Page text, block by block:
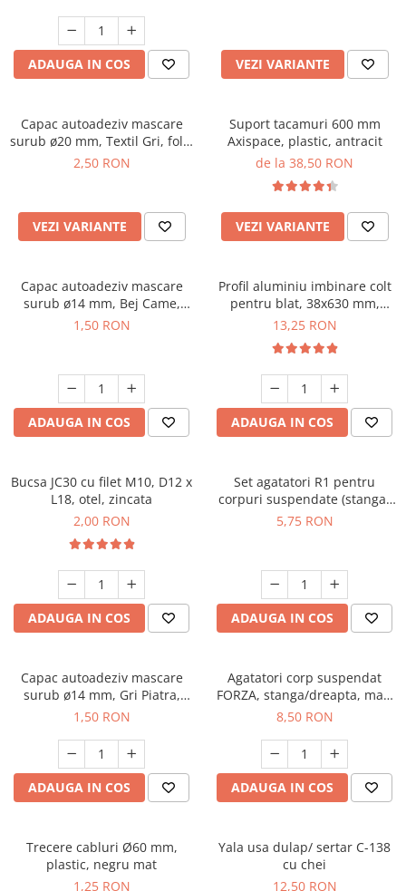
ADAUGA IN COS VEZI VARIANTE
Capac autoadeziv mascare
surub ø20 mm, Textil Gri, folie
28 buc
2,50 RON
VEZI VARIANTE
Suport tacamuri 600 mm
Axispace, plastic, antracit
de la 38,50 RON
VEZI VARIANTE
Capac autoadeziv mascare
surub ø14 mm, Bej Came,
folie 25 buc
1,50 RON
ADAUGA IN COS
Profil aluminiu imbinare colt
pentru blat, 38x630 mm,
negru mat
13,25 RON
ADAUGA IN COS
Bucsa JC30 cu filet M10, D12 x
L18, otel, zincata
2,00 RON
ADAUGA IN COS
Set agatatori R1 pentru
corpuri suspendate (stanga-
dreapta), alb
5,75 RON
ADAUGA IN COS
Capac autoadeziv mascare
surub ø14 mm, Gri Piatra,
folie 25 buc
1,50 RON
ADAUGA IN COS
Agatatori corp suspendat
FORZA, stanga/dreapta, max.
150 kg
8,50 RON
ADAUGA IN COS
Trecere cabluri Ø60 mm,
plastic, negru mat
1,25 RON
Yala usa dulap/ sertar C-138
cu chei
12,50 RON